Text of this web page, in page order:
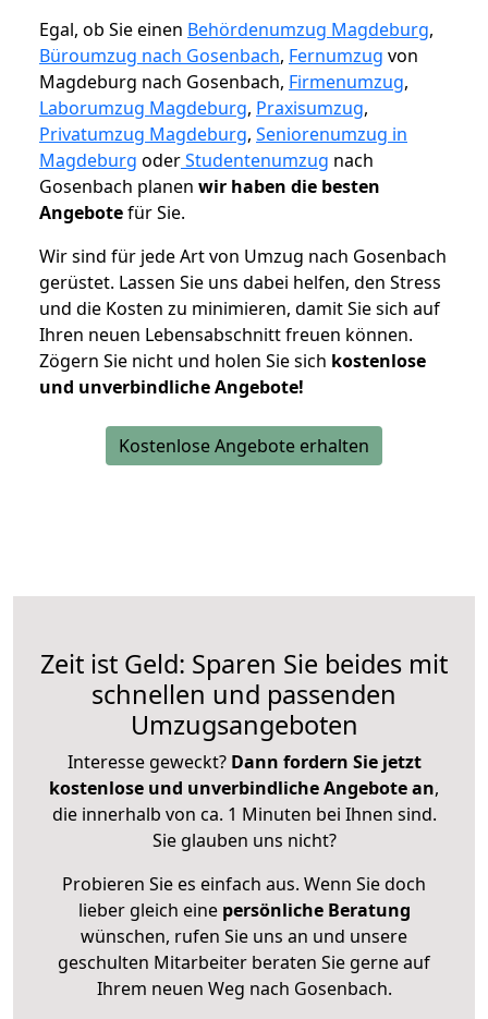
Egal, ob Sie einen Behördenumzug Magdeburg,
Büroumzug nach Gosenbach, Fernumzug von
Magdeburg nach Gosenbach, Firmenumzug,
Laborumzug Magdeburg, Praxisumzug,
Privatumzug Magdeburg, Seniorenumzug in
Magdeburg oderStudentenumzug nach
Gosenbach planen wir haben die besten
Angebotefür Sie.
Wir sind für jede Art von Umzug nach Gosenbach
gerüstet. Lassen Sie uns dabei helfen, den Stress
und die Kosten zu minimieren, damit Sie sich auf
Ihren neuen Lebensabschnitt freuen können.
Zögern Sie nicht und holen Sie sich kostenlose
und unverbindliche Angebote!
Kostenlose Angebote erhalten
Zeit ist Geld: Sparen Sie beides mit
schnellen und passenden
Umzugsangeboten
Interesse geweckt? Dann fordern Sie jetzt
kostenlose und unverbindliche Angebote an,
die innerhalb von ca. 1 Minuten bei Ihnen sind.
Sie glauben uns nicht?
Probieren Sie es einfach aus. Wenn Sie doch
lieber gleich eine persönliche Beratung
wünschen, rufen Sie uns an und unsere
geschulten Mitarbeiter beraten Sie gerne auf
Ihrem neuen Weg nach Gosenbach.